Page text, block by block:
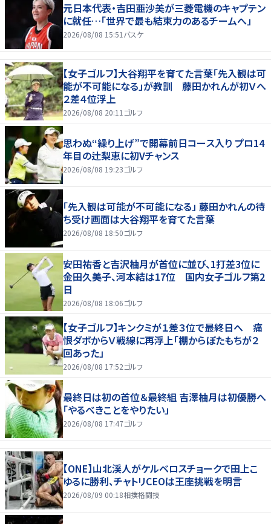
元日本代表・吉田亜沙美が三菱電機のキャプテン
に就任…「世界で最も結束力のあるチームへ」
2026/08/08 15:51 バスケ
【女子ゴルフ】大谷翔平を育てた言葉「先入観は可
能が不可能になる」が教訓 藤田かれんが初Ｖへ
２差４位浮上
2026/08/08 20:11 ゴルフ
思わぬ“繰り上げ”で開幕前日コース入り プロ14
年目の辻梨恵に初Vチャンス
2026/08/08 19:23ゴルフ
「先入観は可能が不可能になる」 藤田かれんの待
ち受け画面は大谷翔平を育てた言葉
2026/08/08 18:50ゴルフ
安田祐香と吉沢柚月が首位に並び、1打差3位に
金田久美子、河本結は17位 国内女子ゴルフ第2
日
2026/08/08 18:06ゴルフ
【女子ゴルフ】キンクミが１差３位で最終日へ 痛
恨ダボからＶ戦線に再浮上「棚からぼたもちが２
回あった」
2026/08/08 17:52ゴルフ
最終日は初の首位＆最終組 吉澤柚月は初優勝へ
「やるべきことをやりたい」
2026/08/08 17:47ゴルフ
【ONE】山北渓人がケルベロスチョークで田上こ
ゆるに勝利、チャトリCEOは王座挑戦を明言
2026/08/09 00:18相撲格闘技